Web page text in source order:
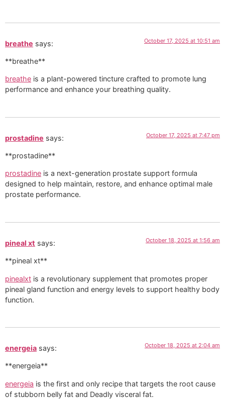
breathe says: October 17, 2025 at 10:51 am
** breathe**
breathe is a plant-powered tincture crafted to promote lung
performance and enhance your breathing quality.
prostadine says: October 17, 2025 at 7:47 pm
**prostadine**
prostadine is a next-generation prostate support formula
designed to help maintain, restore, and enhance optimal male
prostate performance.
pineal xt says: October 18, 2025 at 1:56 am
**pineal xt**
pinealxt is a revolutionary supplement that promotes proper
pineal gland function and energy levels to support healthy body
function.
energeia says: October 18, 2025 at 2:04 am
**energeia**
energeia is the first and only recipe that targets the root cause
of stubborn belly fat and Deadly visceral fat.